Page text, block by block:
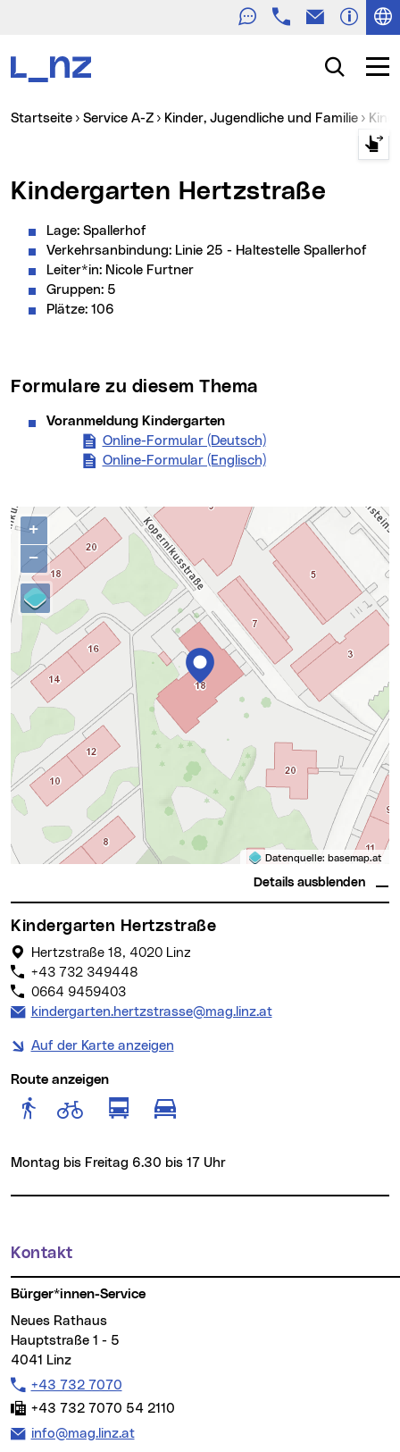
TelefonE-Mail
Suche
Sie sind hier:
Startseite Service A-Z Kinder, Jugendliche und Familie
Kindergarten Hertzstraße
Lage: Spallerhof
Verkehrsanbindung: Linie 25 - Haltestelle Spallerhof
Leiter*in: Nicole Furtner
Gruppen: 5
Plätze: 106
Formulare zu diesem Thema
Voranmeldung Kindergarten
Online-Formular (Deutsch)(neues Fenster)
Online-Formular (Englisch)(neues Fenster)
Kontakte
Karte überspringen
+
−
Datenquelle: basemap.at
Details ausblenden
Kindergarten Hertzstraße
Hertzstraße 18, 4020 Linz
+43 732 349448
0664 9459403
E-Mail Adresse:
kindergarten.hertzstrasse@mag.linz.at
Auf der Karte anzeigen
Route anzeigen
Route anzeigen für Fußgänger
Route anzeigen für
Route anzeigen für
Route anzeigen für
Montag bis Freitag 6.30 bis 17 Uhr
Weitere Informationen
Kontakt
Bürger*innen-Service
Neues Rathaus
Hauptstraße 1 - 5
4041 Linz
Telefon:
+43 732 7070
Fax:
+43 732 7070 54 2110
E-Mail Adresse:
info@mag.linz.at